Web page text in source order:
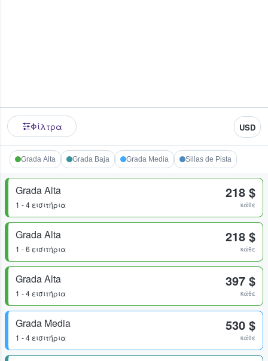
Φίλτρα USD
Grada Alta Grada Baja Grada Media Sillas de Pista
Grada Alta
1 - 4 εισιτήρια
218 $
κάθε
Grada Alta
1 - 6 εισιτήρια
218 $
κάθε
Grada Alta
1 - 4 εισιτήρια
397 $
κάθε
Grada Media
1 - 4 εισιτήρια
530 $
κάθε